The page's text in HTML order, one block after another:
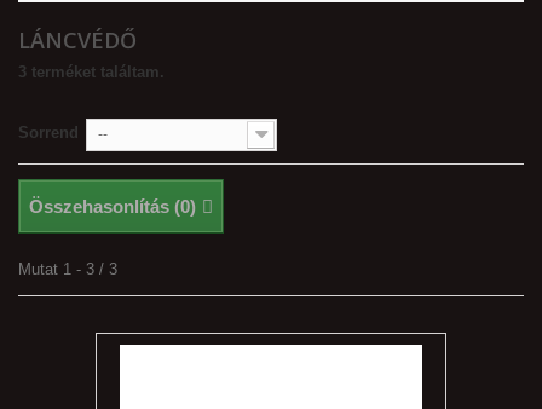
LÁNCVÉDŐ
3 terméket találtam.
Sorrend --
Összehasonlítás (0)
Mutat 1 - 3 / 3